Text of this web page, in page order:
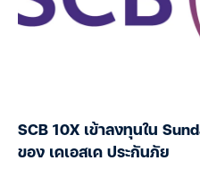
SCB 10X เข้าลงทุนใน
ของ เคเอสเค ประกันภัย